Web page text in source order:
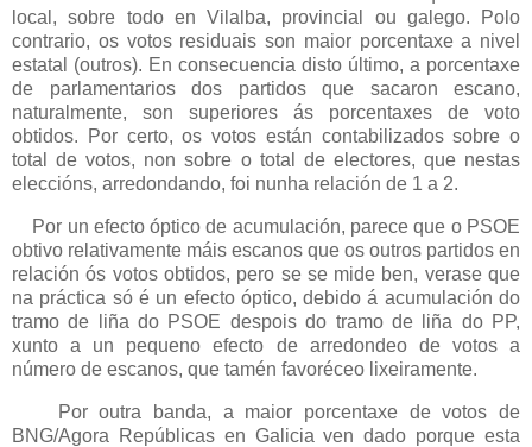
local, sobre todo en Vilalba, provincial ou galego. Polo
contrario, os votos residuais son maior porcentaxe a nivel
estatal (outros). En consecuencia disto último, a porcentaxe
de parlamentarios dos partidos que sacaron escano,
naturalmente, son superiores ás porcentaxes de voto
obtidos. Por certo, os votos están contabilizados sobre o
total de votos, non sobre o total de electores, que nestas
eleccións, arredondando, foi nunha relación de 1 a 2.
Por un efecto óptico de acumulación, parece que o PSOE
obtivo relativamente máis escanos que os outros partidos en
relación ós votos obtidos, pero se se mide ben, verase que
na práctica só é un efecto óptico, debido á acumulación do
tramo de liña do PSOE despois do tramo de liña do PP,
xunto a un pequeno efecto de arredondeo de votos a
número de escanos, que tamén favoréceo lixeiramente.
Por outra banda, a maior porcentaxe de votos de
BNG/Agora Repúblicas en Galicia ven dado porque esta